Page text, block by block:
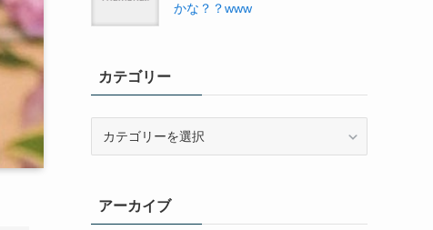
かな？？www
カテゴリー
ーアーカイブ